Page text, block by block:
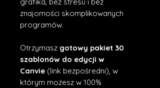
znajomości skomplikowanych
programów.
Otrzymasz gotowy pakiet 30
szablonów do edycji w
Canvie (link bezpośredni), w
którym możesz w 100%